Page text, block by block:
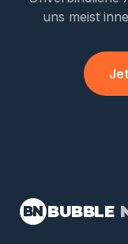
uns meist
BN BUBBLE